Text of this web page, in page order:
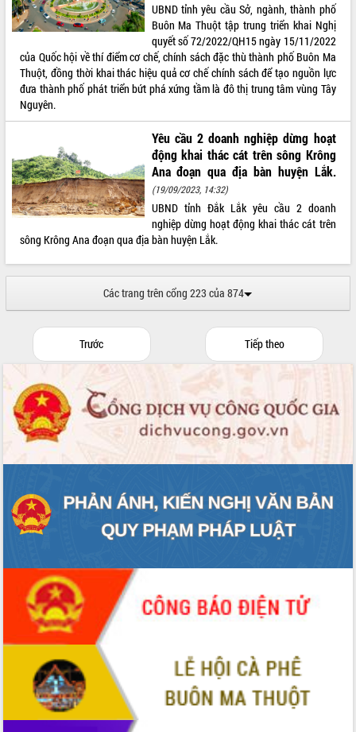
UBND tỉnh yêu cầu Sở, ngành, thành phố
Buôn Ma Thuột tập trung triển khai Nghị
quyết số 72/2022/QH15 ngày 15/11/2022
của Quốc hội về thí điểm cơ chế, chính sách đặc thù thành phố Buôn Ma
Thuột, đồng thời khai thác hiệu quả cơ chế chính sách để tạo nguồn lực
đưa thành phố phát triển bứt phá xứng tầm là đô thị trung tâm vùng Tây
Nguyên.
Yêu cầu 2 doanh nghiệp dừng hoạt
động khai thác cát trên sông Krông
Ana đoạn qua địa bàn huyện Lắk.
(19/09/2023, 14:32)
UBND tỉnh Đắk Lắk yêu cầu 2 doanh
nghiệp dừng hoạt động khai thác cát trên
sông Krông Ana đoạn qua địa bàn huyện Lắk.
Các trang trên cổng 223 của 874
Trước Tiếp theo